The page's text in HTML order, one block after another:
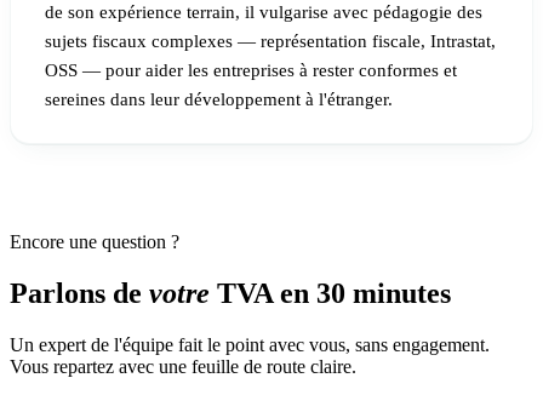
de son expérience terrain, il vulgarise avec pédagogie des
sujets fiscaux complexes — représentation fiscale, Intrastat,
OSS — pour aider les entreprises à rester conformes et
sereines dans leur développement à l'étranger.
Encore une question ?
Parlons de votre TVA en 30 minutes
Un expert de l'équipe fait le point avec vous, sans engagement.
Vous repartez avec une feuille de route claire.